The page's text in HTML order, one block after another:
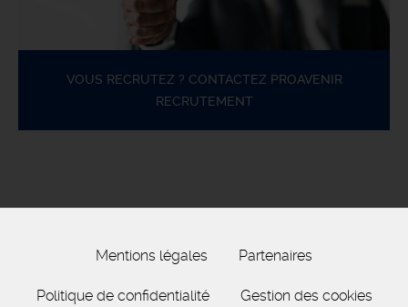
VOUS RECRUTEZ ? CONTACTEZ PROAVENIR
RECRUTEMENT
Mentions légales Partenaires
Politique de confidentialité Gestion des cookies